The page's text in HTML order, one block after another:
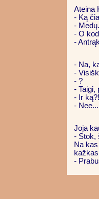
Ateina
- Ką
- Medų.
- O
-
- Na,
-
- ?
- Taigi,
- Ir
-
Joja
- Stok,
Na
-